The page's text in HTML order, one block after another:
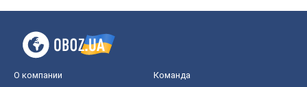
О компании Команда